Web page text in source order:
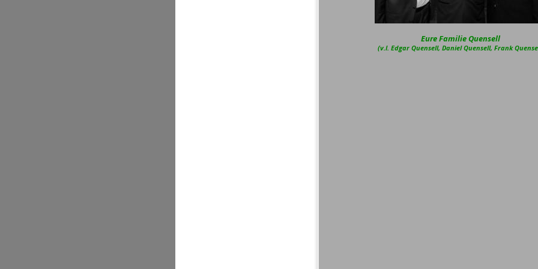
Eure Familie Quensell
(v.l. Edgar Quensell, Daniel Quensell, Frank